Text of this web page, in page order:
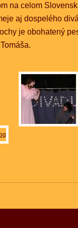
na celom
aj dospelého
je obohatený